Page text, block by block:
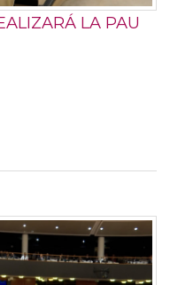
LA PAU